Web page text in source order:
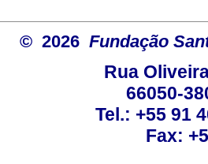
© 2026 Fundação
Rua
66050-
Tel.: +55 91
Fax: